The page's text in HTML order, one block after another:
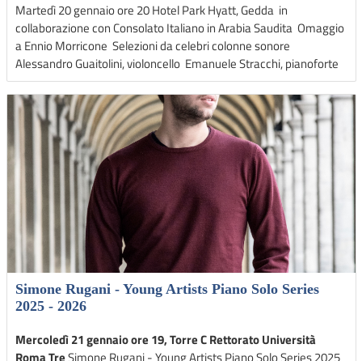
Martedì 20 gennaio ore 20 Hotel Park Hyatt, Gedda in
collaborazione con Consolato Italiano in Arabia Saudita Omaggio
a Ennio Morricone Selezioni da celebri colonne sonore
Alessandro Guaitolini, violoncello Emanuele Stracchi, pianoforte
Simone Rugani - Young Artists Piano Solo Series
2025 - 2026
Mercoledì 21 gennaio ore 19, Torre C Rettorato Università